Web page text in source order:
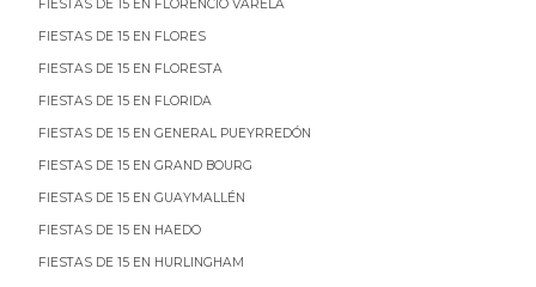
FIESTAS DE 15 EN FLORENCIO VARELA
FIESTAS DE 15 EN FLORES
FIESTAS DE 15 EN FLORESTA
FIESTAS DE 15 EN FLORIDA
FIESTAS DE 15 EN GENERAL PUEYRREDÓN
FIESTAS DE 15 EN GRAND BOURG
FIESTAS DE 15 EN GUAYMALLÉN
FIESTAS DE 15 EN HAEDO
FIESTAS DE 15 EN HURLINGHAM